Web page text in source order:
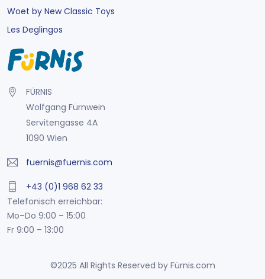
Woet by New Classic Toys
Les Deglingos
FÜRNIS
Wolfgang Fürnwein
Servitengasse 4A
1090 Wien
fuernis@fuernis.com
+43 (0)1 968 62 33
Telefonisch erreichbar:
Mo–Do 9:00 – 15:00
Fr 9:00 – 13:00
©2025 All Rights Reserved by Fürnis.com